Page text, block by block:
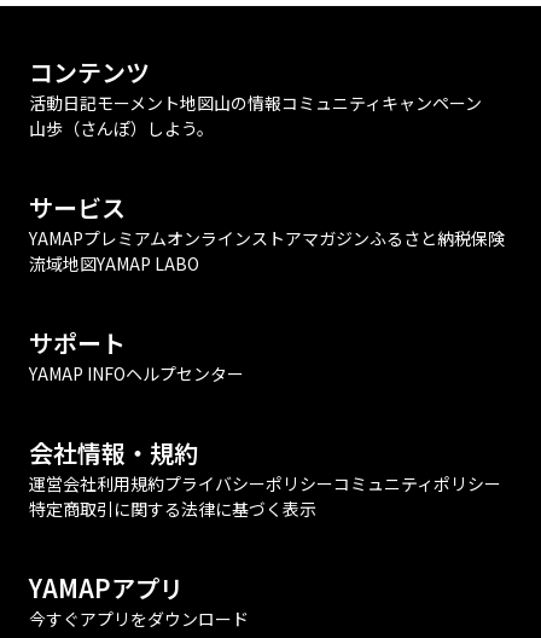
コンテンツ
活動日記モーメント地図山の情報コミュニティ キャンペーン
山歩（さんぽ）しよう。
サービス
YAMAPプレミアムオンラインストアマガジンふるさと納税保険
流域地図YAMAP LABO
サポート
YAMAP INFOヘルプセンター
会社情報・規約
運営会社利用規約プライバシーポリシーコミュニティポリシー
特定商取引に関する法律に基づく表示
YAMAPアプリ
今すぐアプリをダウンロード